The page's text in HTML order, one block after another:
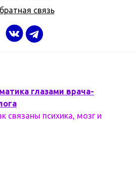
связь
глазами врача-
связаны психика, мозг и